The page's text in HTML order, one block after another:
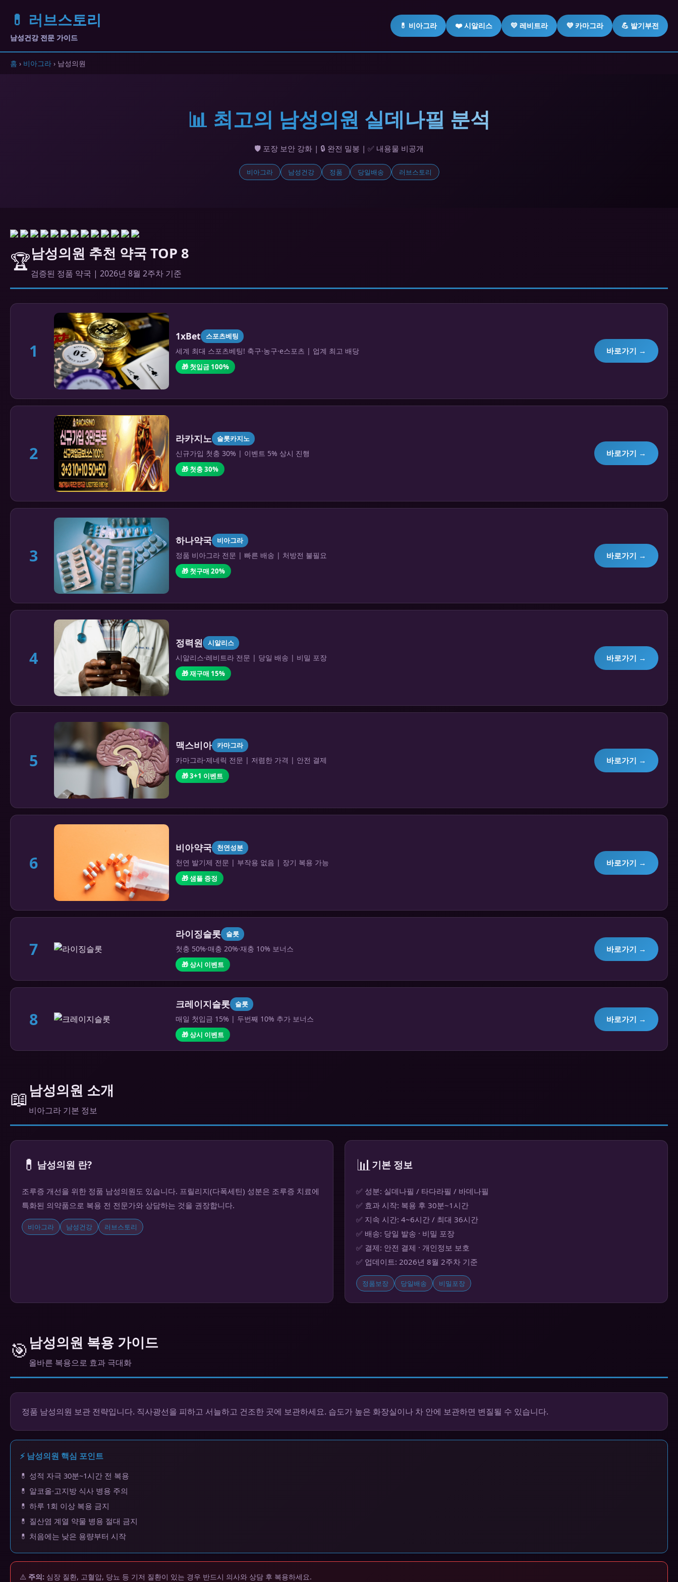
💊 러브스토리
남성건강 전문 가이드
💊 비아그라 ❤️ 시알리스 💛 레비트라 💜 카마그라 💪 발기부전
홈 › 비아그라 › 남성의원
📊 최고의 남성의원 실데나필 분석
🛡️ 포장 보안 강화 | 🔒 완전 밀봉 | ✅ 내용물 비공개
비아그라 남성건강 정품 당일배송 러브스토리
🏆남성의원 추천 약국 TOP 8
검증된 정품 약국 | 2026년 8월 2주차 기준
1
1xBet 스포츠베팅
세계 최대 스포츠베팅! 축구·농구·e스포츠 | 업계 최고 배당
🎁 첫입금 100%
바로가기 →
2
라카지노 슬롯카지노
신규가입 첫충 30% | 이벤트 5% 상시 진행
🎁 첫충 30%
바로가기 →
3
하나약국 비아그라
정품 비아그라 전문 | 빠른 배송 | 처방전 불필요
🎁 첫구매 20%
바로가기 →
4
정력원 시알리스
시알리스·레비트라 전문 | 당일 배송 | 비밀 포장
🎁 재구매 15%
바로가기 →
5
맥스비아 카마그라
카마그라·제네릭 전문 | 저렴한 가격 | 안전 결제
🎁 3+1 이벤트
바로가기 →
6
비아약국 천연성분
천연 발기제 전문 | 부작용 없음 | 장기 복용 가능
🎁 샘플 증정
바로가기 →
7
라이징슬롯 슬롯
첫충 50%·매충 20%·재충 10% 보너스
🎁 상시 이벤트
바로가기 →
8
크레이지슬롯 슬롯
매일 첫입금 15% | 두번째 10% 추가 보너스
🎁 상시 이벤트
바로가기 →
📖남성의원 소개
비아그라 기본 정보
💊 남성의원 란?
조루증 개선을 위한 정품 남성의원도 있습니다. 프릴리지(다폭세틴) 성분은 조루증 치료에
특화된 의약품으로 복용 전 전문가와 상담하는 것을 권장합니다.
비아그라 남성건강 러브스토리
📊기본 정보
✅ 성분: 실데나필 / 타다라필 / 바데나필
✅ 효과 시작: 복용 후 30분~1시간
✅ 지속 시간: 4~6시간 / 최대 36시간
✅ 배송: 당일 발송 · 비밀 포장
✅ 결제: 안전 결제 · 개인정보 보호
✅ 업데이트: 2026년 8월 2주차 기준
정품보장 당일배송 비밀포장
🎯남성의원 복용 가이드
올바른 복용으로 효과 극대화
정품 남성의원 보관 전략입니다. 직사광선을 피하고 서늘하고 건조한 곳에 보관하세요. 습도가 높은 화장실이나 차 안에 보관하면 변질될 수 있습니다.
⚡ 남성의원 핵심 포인트
💊 성적 자극 30분~1시간 전 복용
💊 알코올·고지방 식사 병용 주의
💊 하루 1회 이상 복용 금지
💊 질산염 계열 약물 병용 절대 금지
💊 처음에는 낮은 용량부터 시작
⚠️ 주의: 심장 질환, 고혈압, 당뇨 등 기저 질환이 있는 경우 반드시 의사와 상담 후 복용하세요.